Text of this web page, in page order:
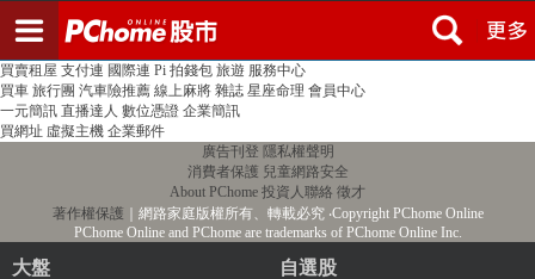
PChome首頁 線上購物 24h購物 書店
買賣租屋 支付連 國際連 Pi 拍錢包 旅遊 服務中心
買車 旅行團 汽車險推薦 線上麻將 雜誌 星座命理 會員中心
一元簡訊 直播達人 數位憑證 企業簡訊
買網址 虛擬主機 企業郵件
廣告刊登 隱私權聲明
消費者保護 兒童網路安全
About PChome 投資人聯絡 徵才
著作權保護 ｜網路家庭版權所有、轉載必究‧Copyright PChome Online
PChome Online and PChome are trademarks of PChome Online Inc.
大盤 自選股